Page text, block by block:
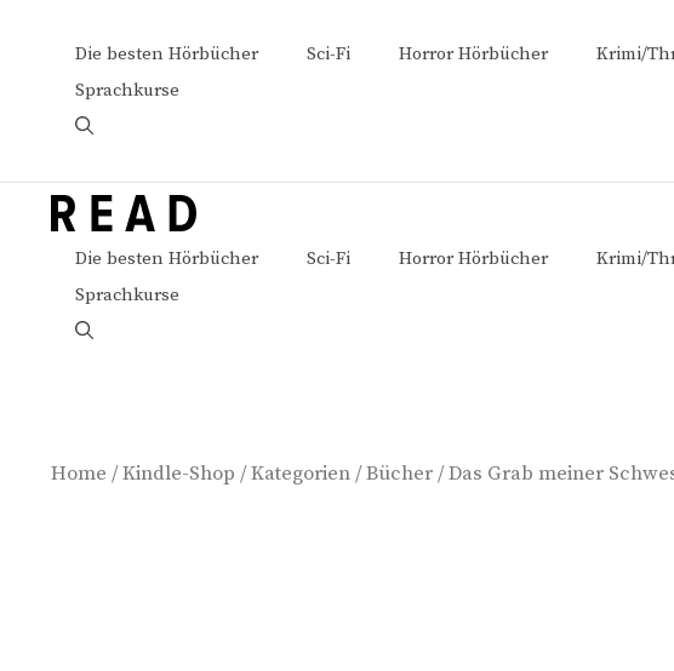
springen
Die besten Hörbücher Sci-Fi Horror Hörbücher Krimi/
Sprachkurse
Die besten Hörbücher Sci-Fi Horror Hörbücher Krimi/
Sprachkurse
Home /Kindle-Shop /Kategorien/Bücher/ Das Grab meiner